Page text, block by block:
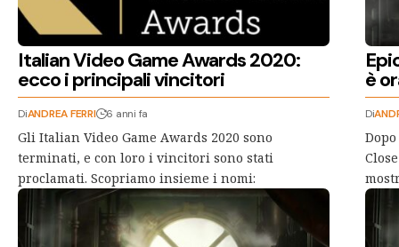
Italian Video Game Awards 2020:
ecco i principali vincitori
DiANDREA FERRI 6 anni fa
Gli Italian Video Game Awards 2020 sono
terminati, e con loro i vincitori sono stati
proclamati. Scopriamo insieme i nomi:
è
Di